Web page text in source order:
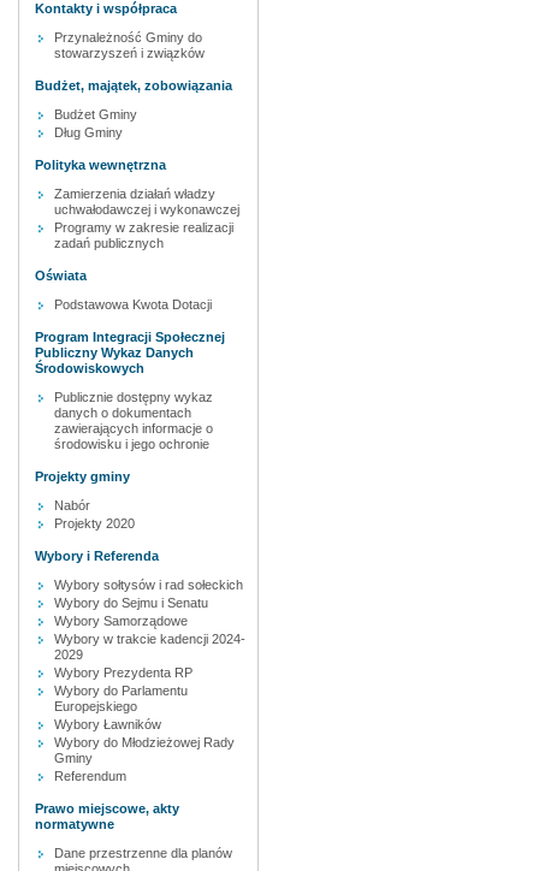
Kontakty i współpraca
Przynależność Gminy do
stowarzyszeń i związków
Budżet, majątek, zobowiązania
Budżet Gminy
Dług Gminy
Polityka wewnętrzna
Zamierzenia działań władzy
uchwałodawczej i wykonawczej
Programy w zakresie realizacji
zadań publicznych
Oświata
Podstawowa Kwota Dotacji
Program Integracji Społecznej
Publiczny Wykaz Danych
Środowiskowych
Publicznie dostępny wykaz
danych o dokumentach
zawierających informacje o
środowisku i jego ochronie
Projekty gminy
Nabór
Projekty 2020
Wybory i Referenda
Wybory sołtysów i rad sołeckich
Wybory do Sejmu i Senatu
Wybory Samorządowe
Wybory w trakcie kadencji 2024-
2029
Wybory Prezydenta RP
Wybory do Parlamentu
Europejskiego
Wybory Ławników
Wybory do Młodzieżowej Rady
Gminy
Referendum
Prawo miejscowe, akty
normatywne
Dane przestrzenne dla planów